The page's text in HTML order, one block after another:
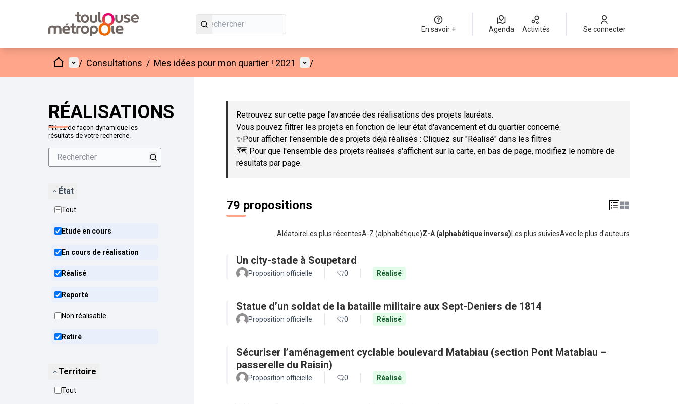
En savoir + Agenda Activités Se connecter
AccueilMenu principal
/ Consultations / Mes idées pour mon quartier ! 2021 Menu utilisateur
/
RÉALISATIONS
Filtrez de façon dynamique les
résultats de votre recherche.
État
Tout
Etude en cours
En cours de réalisation
Réalisé
Reporté
Non réalisable
Retiré
Territoire
Tout
Passer la carte
Retrouvez sur cette page l'avancée des réalisations des projets lauréats.
Vous pouvez filtrer les projets en fonction de leur état d'avancement et du quartier concerné.
✨Pour afficher l'ensemble des projets déjà réalisés : Cliquez sur "Réalisé" dans les filtres
🗺️ Pour que l'ensemble des projets réalisés s'affichent sur la carte, en bas de page, modifiez le nombre de
résultats par page.
79 propositions
Aléatoire Les plus récentesA-Z (alphabétique)Z-A (alphabétique inverse) Les plus suiviesAvec le plus d'auteurs
Un city-stade à Soupetard
Proposition officielle 0 Réalisé
Statue d’un soldat de la bataille militaire aux Sept-Deniers de 1814
Proposition officielle 0 Réalisé
Sécuriser l’aménagement cyclable boulevard Matabiau (section Pont Matabiau –
passerelle du Raisin)
Proposition officielle 0 Réalisé